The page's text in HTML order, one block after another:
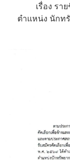
สายตร
เรื่อง ร
ตำแหน่ง นักท